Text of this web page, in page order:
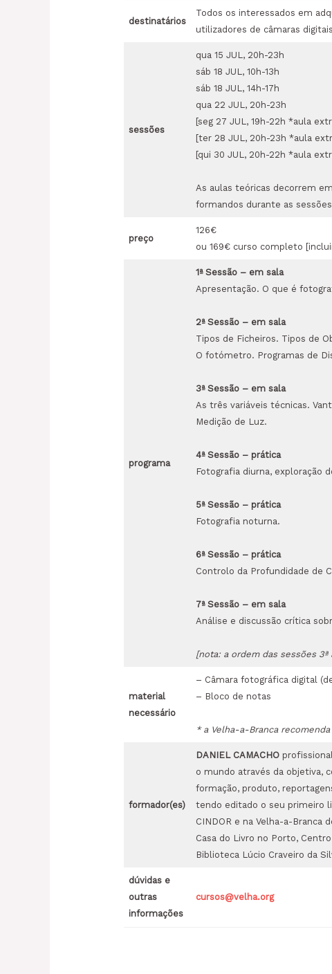
destinatários
Todos os interessados em
utilizadores de câmaras
sessões
qua 15 JUL, 20h-23h
sáb 18 JUL, 10h-13h
sáb 18 JUL, 14h-17h
qua 22 JUL, 20h-23h
[seg 27 JUL, 19h-22h *aula
[ter 28 JUL, 20h-23h *aula
[qui 30 JUL, 20h-22h *aula
As aulas teóricas decorrem
formandos durante as
preço
126€
ou 169€ curso completo
programa
1ªSessão – em sala
Apresentação. O que é
2ªSessão – em sala
Tipos de Ficheiros. Tipos de
O fotómetro. Programas de
3ªSessão – em sala
As três variáveis técnicas.
Medição de Luz.
4ªSessão – prática
Fotografia diurna, exploração
5ªSessão – prática
Fotografia noturna.
6ªSessão – prática
Controlo da Profundidade de
7ªSessão – em sala
Análise e discussão crítica
[nota: a ordem das sessões 3ª
material
necessário
– Câmara fotográfica digital
– Bloco de notas
* a Velha-a-Branca
formador(es)
DANIEL CAMACHO
o mundo através da objetiva,
formação, produto,
tendo editado o seu primeiro
CINDOR e na Velha-a-Branca
Casa do Livro no Porto,
Biblioteca Lúcio Craveiro da
dúvidas e
outras
informações
cursos@velha.org